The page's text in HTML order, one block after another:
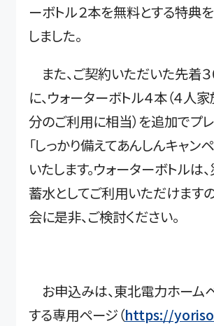
ーボトル２本を無料とする特典
しました。
また、ご契約いただいた先着
に、ウォーターボトル４本（４人
分のご利用に相当）を追加でプ
「しっかり備えてあんしんキャン
いたします。ウォーターボトルは
蓄水としてご利用いただけます
会に是非、ご検討ください。
お申込みは、東北電力ホーム
する専用ページ（https://